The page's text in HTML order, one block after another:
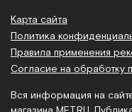
Карта сайта
Политика
Правила применения
Согласие на обработку
Вся информация на